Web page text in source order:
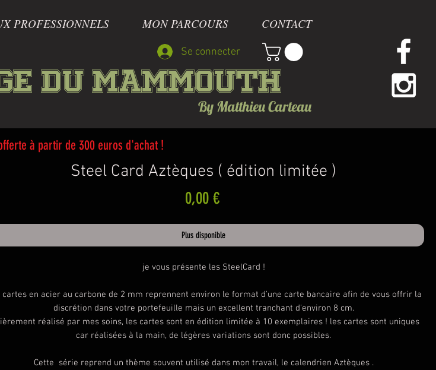
PROFESSIONNELS MON PARCOURS CONTACT
du Mammouth
By Matthieu Carteau
Se connecter
à partir de 300 euros d'achat !
Steel Card Aztèques ( édition limitée )
0,00 €Prix
Plus disponible
je vous présente les SteelCard !
cartes en acier au carbone de 2 mm reprennent environ le format d'une carte bancaire afin de vous offrir la
discrétion dans votre portefeuille mais un excellent tranchant d'environ 8 cm.
réalisé par mes soins, les cartes sont en édition limitée à 10 exemplaires ! les cartes sont uniques
car réalisées à la main, de légères variations sont donc possibles.
Cette série reprend un thème souvent utilisé dans mon travail, le calendrien Aztèques .